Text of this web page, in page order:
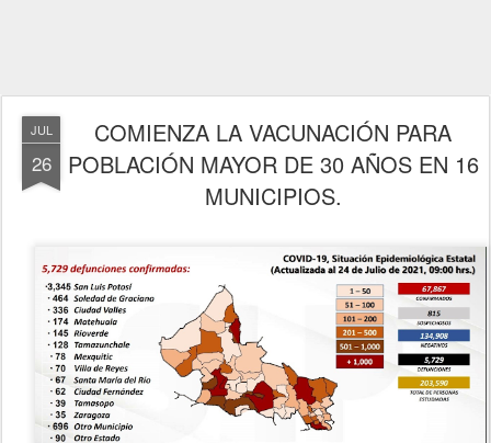
JUL
26
COMIENZA LA VACUNACIÓN PARA
POBLACIÓN MAYOR DE 30 AÑOS EN 16
MUNICIPIOS.